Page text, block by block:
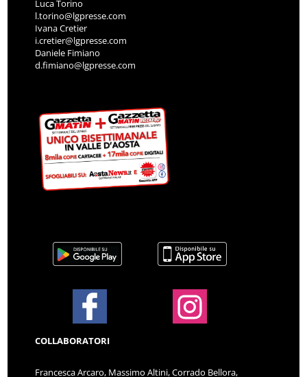
Luca Torino
l.torino@lgpresse.com
Ivana Cretier
i.cretier@lgpresse.com
Daniele Fimiano
d.fimiano@lgpresse.com
COLLABORATORI
Francesca Arcaro, Massimo Altini, Corrado Bellora,